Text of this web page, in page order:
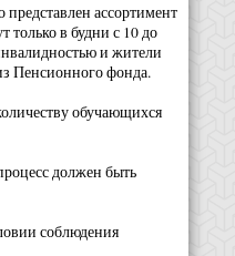
ассортимент
в будни с 10 до
и жители
Пенсионного фонда.
обучающихся
должен быть
соблюдения